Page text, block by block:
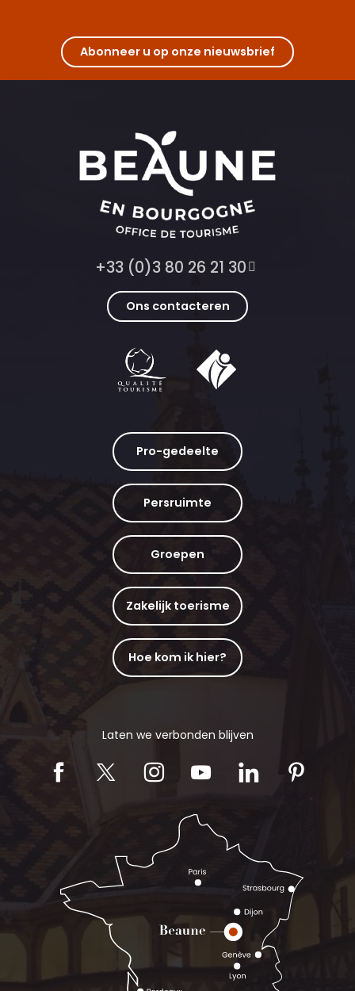
Abonneer u op onze nieuwsbrief
+33 (0)3 80 26 21 30
Ons contacteren
Pro-gedeelte
Persruimte
Groepen
Zakelijk toerisme
Hoe kom ik hier?
Laten we verbonden blijven